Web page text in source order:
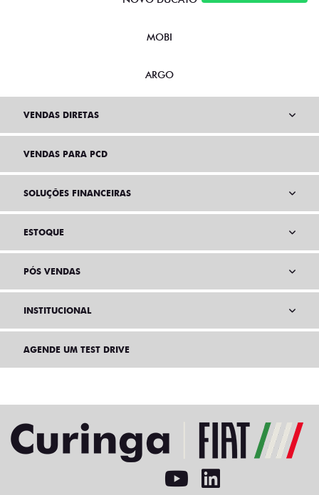
MOBI
ARGO
VENDAS DIRETAS
VENDAS PARA PCD
SOLUÇÕES FINANCEIRAS
ESTOQUE
PÓS VENDAS
INSTITUCIONAL
AGENDE UM TEST DRIVE